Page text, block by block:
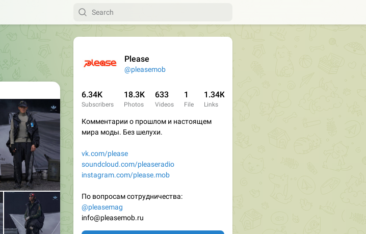
Please
@pleasemob
6.34K
Subscribers
18.3K
Photos
633
Videos
1
File
1.34K
Links
Комментарии о прошлом и настоящем
мира моды. Без шелухи.
vk.com/please
soundcloud.com/pleaseradio
instagram.com/please.mob
По вопросам сотрудничества:
@pleasemag
info@pleasemob.ru